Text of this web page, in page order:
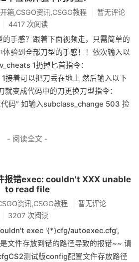
箱,CSGO资讯,CSGO教程
暂无评论
4417 次阅读
手感？跟着下面视频走，只需简单的
验到全部刀型的手感！！依次输入以
1扔掉匕首指令：
接着可以把刀丢在地上 然后输入以下
变成代码中的刀更换刀型指令：
码” 如输入subclass_change 503 捡
- 阅读全文 -
报错exec: couldn't XXX unable
to read file
资讯,CSGO教程
暂无评论
3207 次阅读
exec '{*}cfg/autoexec.cfg',
文件存放到错的路径导致的报错~~ 请
测试版config配置文件存放路径